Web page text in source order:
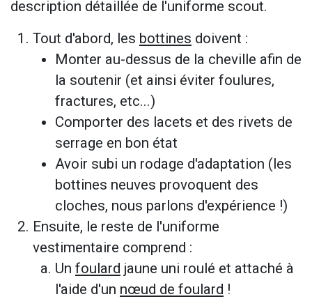
description détaillée de l'uniforme scout.
Tout d'abord, les bottines doivent :
Monter au-dessus de la cheville afin de
la soutenir (et ainsi éviter foulures,
fractures, etc...)
Comporter des lacets et des rivets de
serrage en bon état
Avoir subi un rodage d'adaptation (les
bottines neuves provoquent des
cloches, nous parlons d'expérience !)
Ensuite, le reste de l'uniforme
vestimentaire comprend :
Un foulard jaune uni roulé et attaché à
l'aide d'un nœud de foulard !